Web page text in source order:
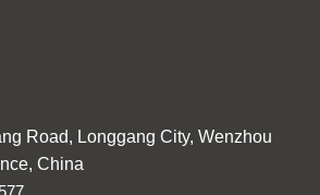
Road, Longgang City, Wenzhou
China